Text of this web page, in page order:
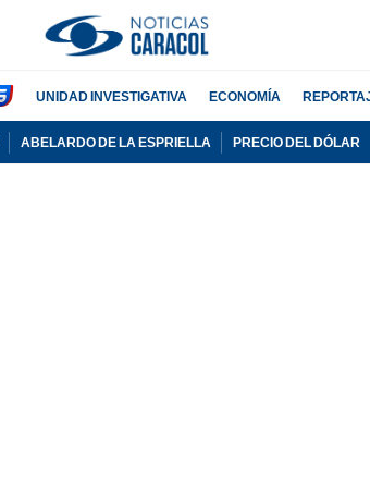
UNIDAD INVESTIGATIVA ECONOMÍA
ABELARDO DE LA ESPRIELLA PRECIO DEL DÓLAR